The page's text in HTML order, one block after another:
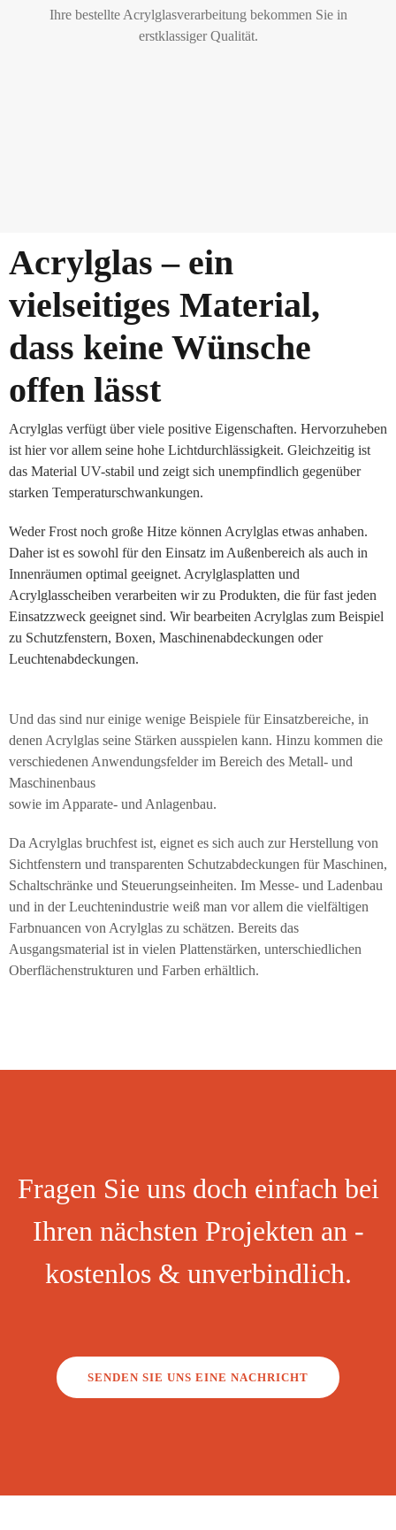
Ihre bestellte Acrylglasverarbeitung bekommen Sie in
erstklassiger Qualität.
Acrylglas – ein
vielseitiges Material,
dass keine Wünsche
offen lässt
Acrylglas verfügt über viele positive Eigenschaften. Hervorzuheben
ist hier vor allem seine hohe Lichtdurchlässigkeit. Gleichzeitig ist
das Material UV-stabil und zeigt sich unempfindlich gegenüber
starken Temperaturschwankungen.
Weder Frost noch große Hitze können Acrylglas etwas anhaben.
Daher ist es sowohl für den Einsatz im Außenbereich als auch in
Innenräumen optimal geeignet. Acrylglasplatten und
Acrylglasscheiben verarbeiten wir zu Produkten, die für fast jeden
Einsatzzweck geeignet sind. Wir bearbeiten Acrylglas zum Beispiel
zu Schutzfenstern, Boxen, Maschinenabdeckungen oder
Leuchtenabdeckungen.
Und das sind nur einige wenige Beispiele für Einsatzbereiche, in
denen Acrylglas seine Stärken ausspielen kann. Hinzu kommen die
verschiedenen Anwendungsfelder im Bereich des Metall- und
Maschinenbaus
sowie im Apparate- und Anlagenbau.
Da Acrylglas bruchfest ist, eignet es sich auch zur Herstellung von
Sichtfenstern und transparenten Schutzabdeckungen für Maschinen,
Schaltschränke und Steuerungseinheiten. Im Messe- und Ladenbau
und in der Leuchtenindustrie weiß man vor allem die vielfältigen
Farbnuancen von Acrylglas zu schätzen. Bereits das
Ausgangsmaterial ist in vielen Plattenstärken, unterschiedlichen
Oberflächenstrukturen und Farben erhältlich.
Fragen Sie uns doch einfach bei
Ihren nächsten Projekten an -
kostenlos & unverbindlich.
SENDEN SIE UNS EINE NACHRICHT